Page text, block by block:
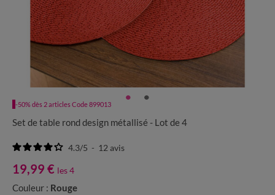
-50% dès 2 articles Code 899013
Set de table rond design métallisé - Lot de 4
4.3/5 - 12 avis
19,99 € les 4
Couleur : Rouge